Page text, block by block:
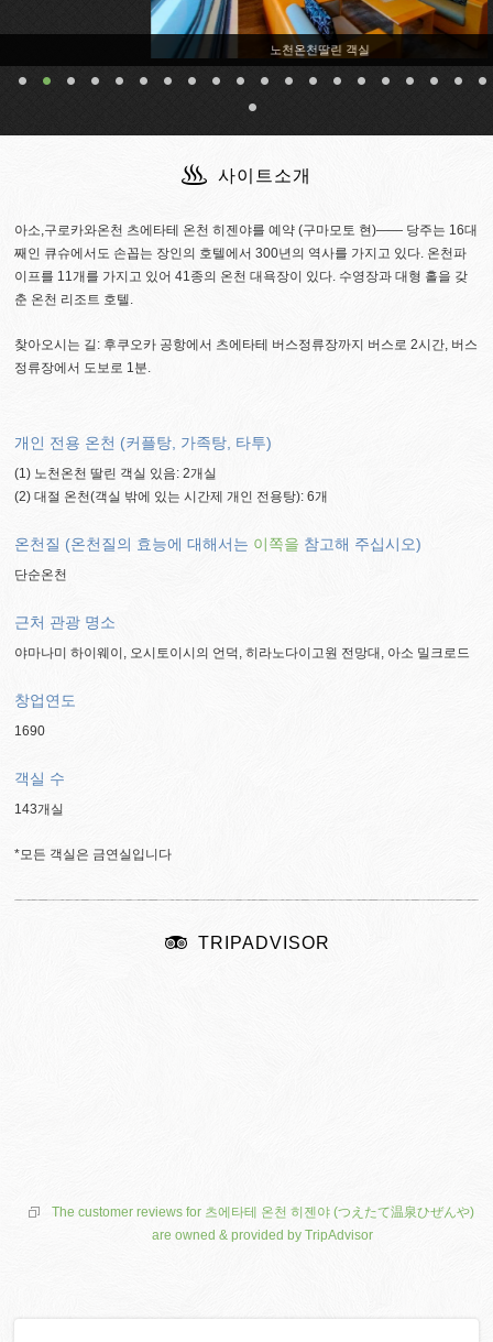
노천온천딸린 객실
사이트소개
아소,구로카와온천 츠에타테 온천 히젠야를 예약 (구마모토 현)―― 당주는 16대
째인 큐슈에서도 손꼽는 장인의 호텔에서 300년의 역사를 가지고 있다. 온천파
이프를 11개를 가지고 있어 41종의 온천 대욕장이 있다. 수영장과 대형 홀을 갖
춘 온천 리조트 호텔.
찾아오시는 길: 후쿠오카 공항에서 츠에타테 버스정류장까지 버스로 2시간, 버스
정류장에서 도보로 1분.
개인 전용 온천 (커플탕, 가족탕, 타투)
(1) 노천온천 딸린 객실 있음: 2개실
(2) 대절 온천(객실 밖에 있는 시간제 개인 전용탕): 6개
온천질 (온천질의 효능에 대해서는 이쪽을 참고해 주십시오)
단순온천
근처 관광 명소
야마나미 하이웨이, 오시토이시의 언덕, 히라노다이고원 전망대, 아소 밀크로드
창업연도
1690
객실 수
143개실
*모든 객실은 금연실입니다
TRIPADVISOR
The customer reviews for 츠에타테 온천 히젠야 (つえたて温泉ひぜんや)
are owned & provided by TripAdvisor